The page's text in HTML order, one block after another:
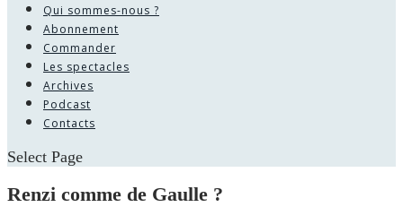
Qui sommes-nous ?
Abonnement
Commander
Les spectacles
Archives
Podcast
Contacts
Select Page
Renzi comme de Gaulle ?